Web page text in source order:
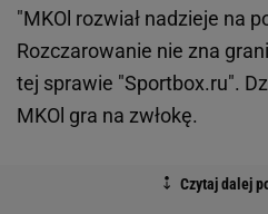
"MKOl rozwiał nadzieje na
Rozczarowanie nie zna
tej sprawie "Sportbox.ru".
MKOl gra na zwłokę.